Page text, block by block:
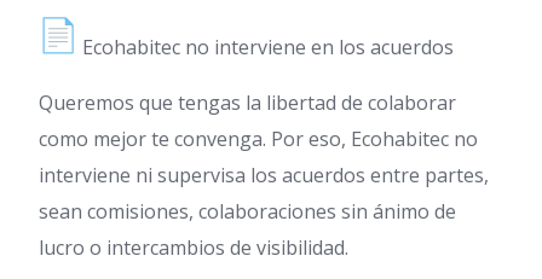
Ecohabitec no interviene en los acuerdos
Queremos que tengas la libertad de colaborar
como mejor te convenga. Por eso, Ecohabitec no
interviene ni supervisa los acuerdos entre partes,
sean comisiones, colaboraciones sin ánimo de
lucro o intercambios de visibilidad.